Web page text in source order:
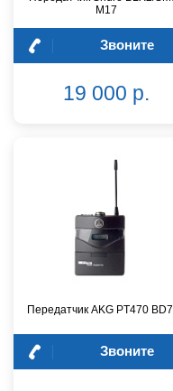
M17
Звоните
19 000 р.
Передатчик AKG PT470 BD7
Звоните